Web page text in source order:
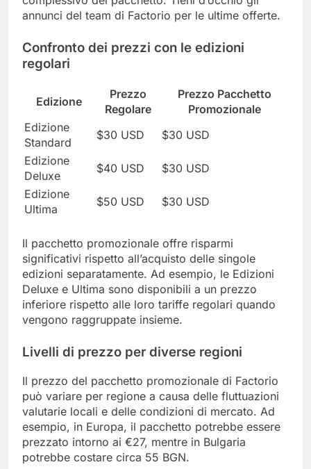
annunci del team di Factorio per le ultime offerte.
Confronto dei prezzi con le edizioni
regolari
Edizione
Prezzo
Regolare
Prezzo Pacchetto
Promozionale
Edizione
Standard
$30 USD
$30 USD
Edizione
Deluxe
$40 USD
$30 USD
Edizione
Ultima
$50 USD $30 USD
Il pacchetto promozionale offre risparmi
significativi rispetto all’acquisto delle singole
edizioni separatamente. Ad esempio, le Edizioni
Deluxe e Ultima sono disponibili a un prezzo
inferiore rispetto alle loro tariffe regolari quando
vengono raggruppate insieme.
Livelli di prezzo per diverse regioni
Il prezzo del pacchetto promozionale di Factorio
può variare per regione a causa delle fluttuazioni
valutarie locali e delle condizioni di mercato. Ad
esempio, in Europa, il pacchetto potrebbe essere
prezzato intorno ai €27, mentre in Bulgaria
potrebbe costare circa 55 BGN.